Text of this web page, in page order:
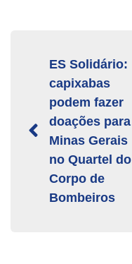
ES Solidário:
capixabas
podem fazer
doações para
Minas Gerais
no Quartel do
Corpo de
Bombeiros